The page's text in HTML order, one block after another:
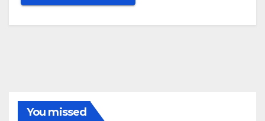
You missed